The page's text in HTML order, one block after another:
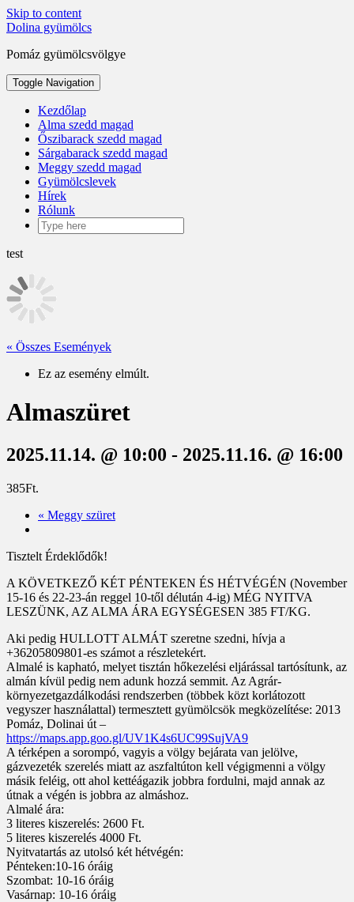
Skip to content
Dolina gyümölcs
Pomáz gyümölcsvölgye
Toggle Navigation
Kezdőlap
Alma szedd magad
Őszibarack szedd magad
Sárgabarack szedd magad
Meggy szedd magad
Gyümölcslevek
Hírek
Rólunk
test
« Összes Események
Ez az esemény elmúlt.
Almaszüret
2025.11.14. @ 10:00 - 2025.11.16. @ 16:00
385Ft.
« Meggy szüret
Tisztelt Érdeklődők!
A KÖVETKEZŐ KÉT PÉNTEKEN ÉS HÉTVÉGÉN (November
15-16 és 22-23-án reggel 10-től délután 4-ig) MÉG NYITVA
LESZÜNK, AZ ALMA ÁRA EGYSÉGESEN 385 FT/KG.
Aki pedig HULLOTT ALMÁT szeretne szedni, hívja a
+36205809801-es számot a részletekért.
Almalé is kapható, melyet tisztán hőkezelési eljárással tartósítunk, az
almán kívül pedig nem adunk hozzá semmit. Az Agrár-
környezetgazdálkodási rendszerben (többek közt korlátozott
vegyszer használattal) termesztett gyümölcsök megközelítése: 2013
Pomáz, Dolinai út –
https://maps.app.goo.gl/UV1K4s6UC99SujVA9
A térképen a sorompó, vagyis a völgy bejárata van jelölve,
gázvezeték szerelés miatt az aszfaltúton kell végigmenni a völgy
másik feléig, ott ahol kettéágazik jobbra fordulni, majd annak az
útnak a végén is jobbra az almáshoz.
Almalé ára:
3 literes kiszerelés: 2600 Ft.
5 literes kiszerelés 4000 Ft.
Nyitvatartás az utolsó két hétvégén:
Pénteken:10-16 óráig
Szombat: 10-16 óráig
Vasárnap: 10-16 óráig